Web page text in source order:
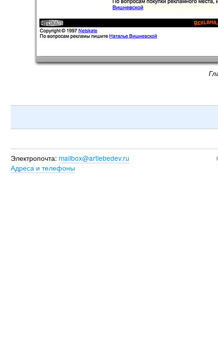
Электропочта: mailbox@artlebedev.ru
Адреса и телефоны